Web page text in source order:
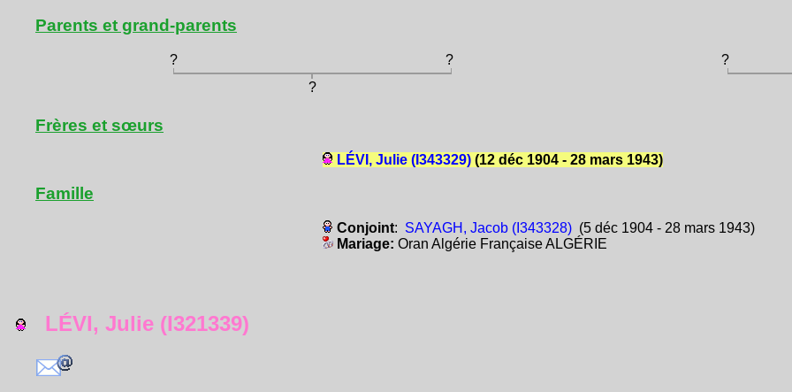
Parents et grand-parents
? ?
?
?
Frères et sœurs
LÉVI, Julie (I343329) (12 déc 1904 - 28 mars 1943)
Famille
Conjoint: SAYAGH, Jacob (I343328) (5 déc 1904 - 28 mars 1943)
Mariage:Oran Algérie Française ALGÉRIE
LÉVI, Julie (I321339)